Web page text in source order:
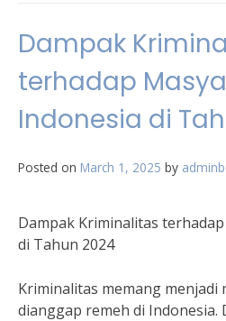
Dampak
terhadap
Indonesia di
Posted on March 1, 2025 by
Dampak Kriminalitas
di Tahun 2024
Kriminalitas memang menjadi
dianggap remeh di Indonesia.